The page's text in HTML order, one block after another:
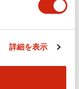
詳細を表示
／A6／LWシリー